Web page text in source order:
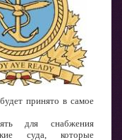
принято в самое
для снабжения
суда, которые